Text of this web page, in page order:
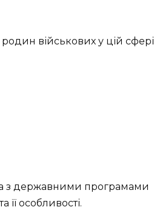
військових у цій сфері
а з державними програмами
особливості.